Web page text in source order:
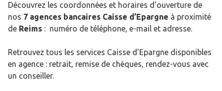
Découvrez les coordonnées et horaires d’ouverture de
nos 7 agences bancaires Caisse d’Epargne à proximité
de Reims : numéro de téléphone, e-mail et adresse.
Retrouvez tous les services Caisse d’Epargne disponibles
en agence : retrait, remise de chèques, rendez-vous avec
un conseiller.